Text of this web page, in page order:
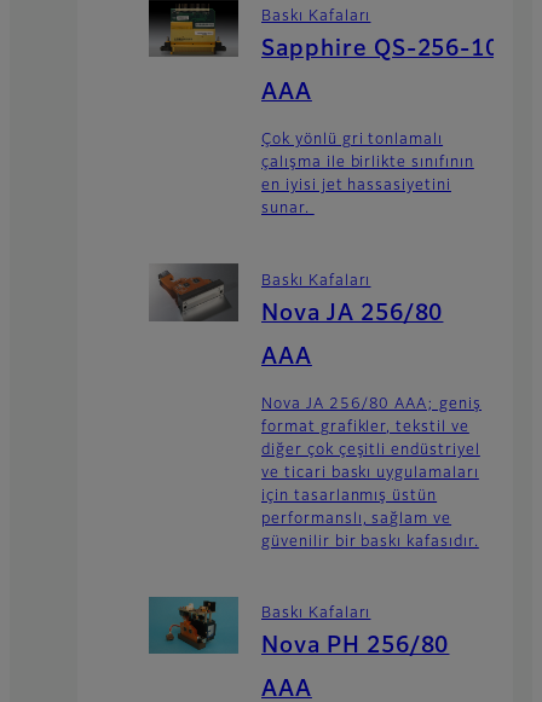
Baskı Kafaları
Sapphire QS-256-10
AAA
Çok yönlü gri tonlamalı
çalışma ile birlikte sınıfının
en iyisi jet hassasiyetini
sunar.
Baskı Kafaları
Nova JA 256/80
AAA
Nova JA 256/80 AAA; geniş
format grafikler, tekstil ve
diğer çok çeşitli endüstriyel
ve ticari baskı uygulamaları
için tasarlanmış üstün
performanslı, sağlam ve
güvenilir bir baskı kafasıdır.
Baskı Kafaları
Nova PH 256/80
AAA